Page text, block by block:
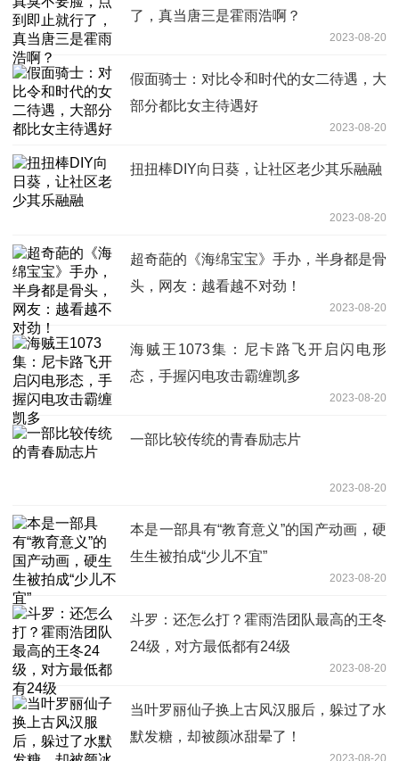
了，真当唐三是霍雨浩啊？
2023-08-20
假面骑士：对比令和时代的女二待遇，大
部分都比女主待遇好
2023-08-20
扭扭棒DIY向日葵，让社区老少其乐融融
2023-08-20
超奇葩的《海绵宝宝》手办，半身都是骨
头，网友：越看越不对劲！
2023-08-20
海贼王1073集：尼卡路飞开启闪电形
态，手握闪电攻击霸缠凯多
2023-08-20
一部比较传统的青春励志片
2023-08-20
本是一部具有“教育意义”的国产动画，硬
生生被拍成“少儿不宜”
2023-08-20
斗罗：还怎么打？霍雨浩团队最高的王冬
24级，对方最低都有24级
2023-08-20
当叶罗丽仙子换上古风汉服后，躲过了水
默发糖，却被颜冰甜晕了！
2023-08-20